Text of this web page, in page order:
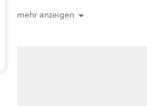
mehr anzeigen